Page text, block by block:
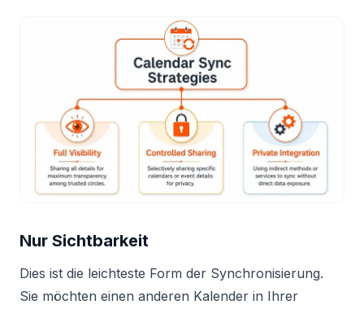
Nur Sichtbarkeit
Dies ist die leichteste Form der Synchronisierung.
Sie möchten einen anderen Kalender in Ihrer